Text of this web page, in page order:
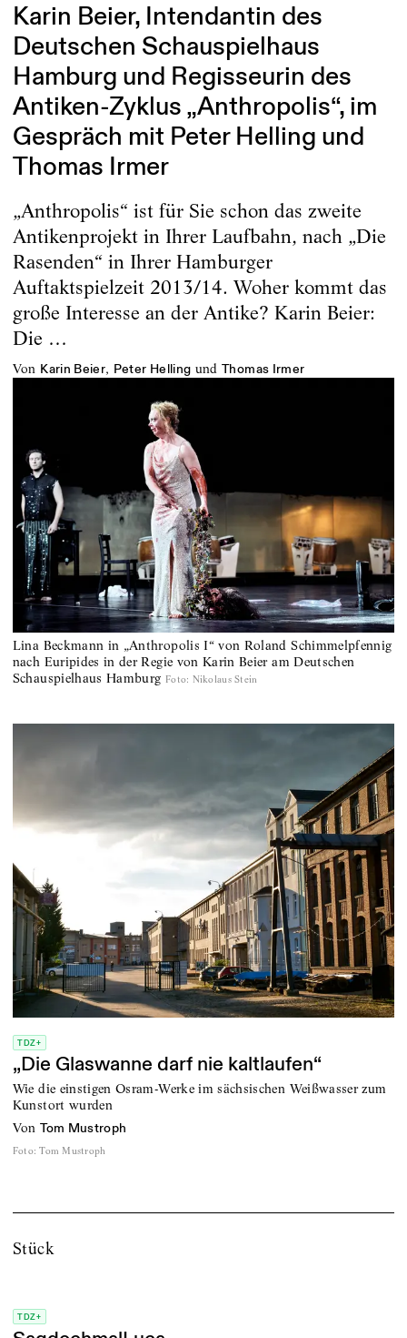
Karin Beier, Intendantin des
Deutschen Schauspielhaus
Hamburg und Regisseurin des
Antiken-Zyklus „Anthropolis“, im
Gespräch mit Peter Helling und
Thomas Irmer
„Anthropolis“ ist für Sie schon das zweite
Antikenprojekt in Ihrer Laufbahn, nach „Die
Rasenden“ in Ihrer Hamburger
Auftaktspielzeit 2013/14. Woher kommt das
große Interesse an der Antike? Karin Beier:
Die …
von Karin Beier, Peter Helling und Thomas Irmer
Lina Beckmann in „Anthropolis I“ von Roland Schimmelpfennig
nach Euripides in der Regie von Karin Beier am Deutschen
Schauspielhaus Hamburg Foto: Nikolaus Stein
TDZ+
„Die Glaswanne darf nie kaltlaufen“
Wie die einstigen Osram-Werke im sächsischen Weißwasser zum
Kunstort wurden
von Tom Mustroph
Foto: Tom Mustroph
Stück
TDZ+